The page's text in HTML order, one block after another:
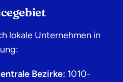
lokale Unternehmen in
Bezirke: 1010-